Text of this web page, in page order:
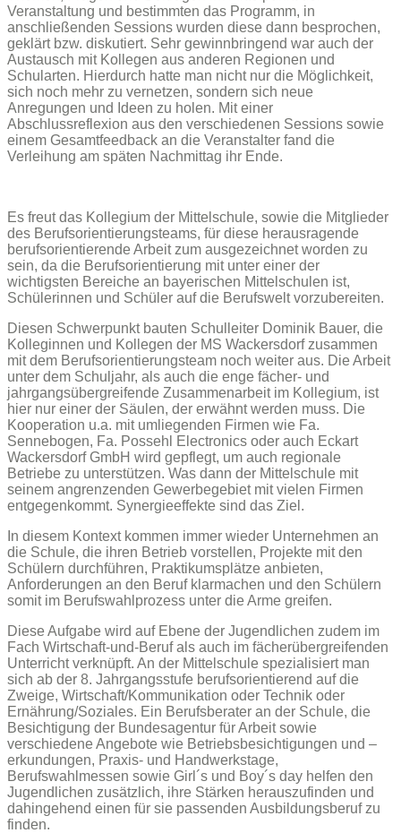
Veranstaltung und bestimmten das Programm, in
anschließenden Sessions wurden diese dann besprochen,
geklärt bzw. diskutiert. Sehr gewinnbringend war auch der
Austausch mit Kollegen aus anderen Regionen und
Schularten. Hierdurch hatte man nicht nur die Möglichkeit,
sich noch mehr zu vernetzen, sondern sich neue
Anregungen und Ideen zu holen. Mit einer
Abschlussreflexion aus den verschiedenen Sessions sowie
einem Gesamtfeedback an die Veranstalter fand die
Verleihung am späten Nachmittag ihr Ende.
Es freut das Kollegium der Mittelschule, sowie die Mitglieder
des Berufsorientierungsteams, für diese herausragende
berufsorientierende Arbeit zum ausgezeichnet worden zu
sein, da die Berufsorientierung mit unter einer der
wichtigsten Bereiche an bayerischen Mittelschulen ist,
Schülerinnen und Schüler auf die Berufswelt vorzubereiten.
Diesen Schwerpunkt bauten Schulleiter Dominik Bauer, die
Kolleginnen und Kollegen der MS Wackersdorf zusammen
mit dem Berufsorientierungsteam noch weiter aus. Die Arbeit
unter dem Schuljahr, als auch die enge fächer- und
jahrgangsübergreifende Zusammenarbeit im Kollegium, ist
hier nur einer der Säulen, der erwähnt werden muss. Die
Kooperation u.a. mit umliegenden Firmen wie Fa.
Sennebogen, Fa. Possehl Electronics oder auch Eckart
Wackersdorf GmbH wird gepflegt, um auch regionale
Betriebe zu unterstützen. Was dann der Mittelschule mit
seinem angrenzenden Gewerbegebiet mit vielen Firmen
entgegenkommt. Synergieeffekte sind das Ziel.
In diesem Kontext kommen immer wieder Unternehmen an
die Schule, die ihren Betrieb vorstellen, Projekte mit den
Schülern durchführen, Praktikumsplätze anbieten,
Anforderungen an den Beruf klarmachen und den Schülern
somit im Berufswahlprozess unter die Arme greifen.
Diese Aufgabe wird auf Ebene der Jugendlichen zudem im
Fach Wirtschaft-und-Beruf als auch im fächerübergreifenden
Unterricht verknüpft. An der Mittelschule spezialisiert man
sich ab der 8. Jahrgangsstufe berufsorientierend auf die
Zweige, Wirtschaft/Kommunikation oder Technik oder
Ernährung/Soziales. Ein Berufsberater an der Schule, die
Besichtigung der Bundesagentur für Arbeit sowie
verschiedene Angebote wie Betriebsbesichtigungen und –
erkundungen, Praxis- und Handwerkstage,
Berufswahlmessen sowie Girl´s und Boy´s day helfen den
Jugendlichen zusätzlich, ihre Stärken herauszufinden und
dahingehend einen für sie passenden Ausbildungsberuf zu
finden.